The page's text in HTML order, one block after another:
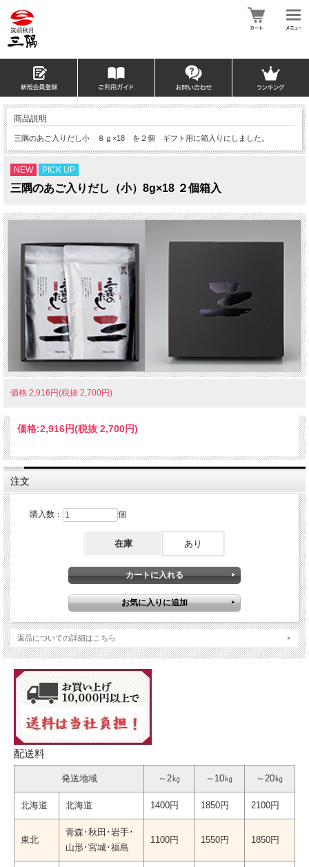
商品説明
三隅のあご入りだし小 ８ｇ×18 を２個 ギフト用に箱入りにしました。
NEW PICK UP
三隅のあご入りだし（小）8g×18 ２個箱入
価格:2,916円(税抜 2,700円)
価格:2,916円(税抜 2,700円)
注文
購入数： 個
在庫 あり
返品についての詳細はこちら
配送料
発送地域 ～2㎏ ～10㎏ ～20㎏
北海道 北海道 1400円 1850円 2100円
東北
青森･秋田･岩手･
山形･宮城･福島
1100円 1550円 1850円